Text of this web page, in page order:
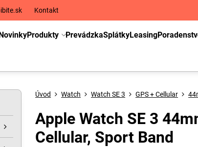
Kontakt
Produkty PrevádzkaSplátkyLeasing
Úvod Watch Watch SE 3 GPS + Cellular
Apple Watch SE 3
Cellular, Sport Band